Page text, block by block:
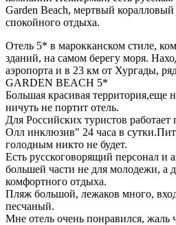
Garden Beach, мертвый
спокойного отдыха.
Отель 5* в марокканском стиле,
зданий, на самом берегу моря.
аэропорта и в 23 км от Хургады,
GARDEN BEACH 5*
Большая красивая территория,еще
ничуть не портит отель.
Для Российских туристов
Олл инклюзив" 24 часа в
голодным никто не будет.
Есть русскоговорящий персонал и
большей части не для молодежи, а
комфортного отдыха.
Пляж большой, лежаков много,
песчаный.
Мне отель очень понравился, жаль